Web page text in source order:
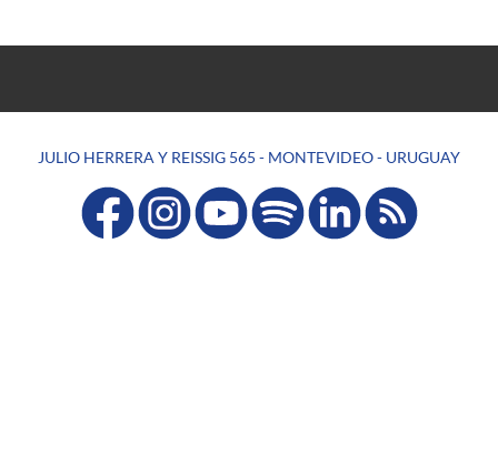
JULIO HERRERA Y REISSIG 565 - MONTEVIDEO - URUGUAY